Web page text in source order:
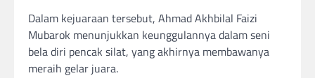
Dalam kejuaraan tersebut, Ahmad Akhbilal Faizi
Mubarok menunjukkan keunggulannya dalam seni
bela diri pencak silat, yang akhirnya membawanya
meraih gelar juara.